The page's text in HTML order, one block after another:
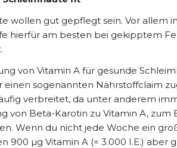
wollen gut gepflegt sein. Vor allem
hierfür am besten bei gekipptem
von Vitamin A für gesunde
einen sogenannten Nährstoffclaim
verbreitet, da unter anderem
von Beta-Karotin zu Vitamin A,
Wenn du nicht jede Woche ein
900 µg Vitamin A (= 3.000 I.E.) aber